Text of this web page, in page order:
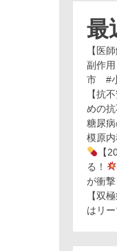
最
【医
副作
市 #
【抗
めの
糖尿
模原
【
る！
が衝
【双
はリ